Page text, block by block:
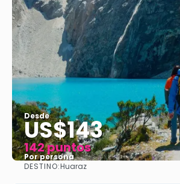
Desde
US$143
142 puntos
Por persona
DESTINO:Huaraz